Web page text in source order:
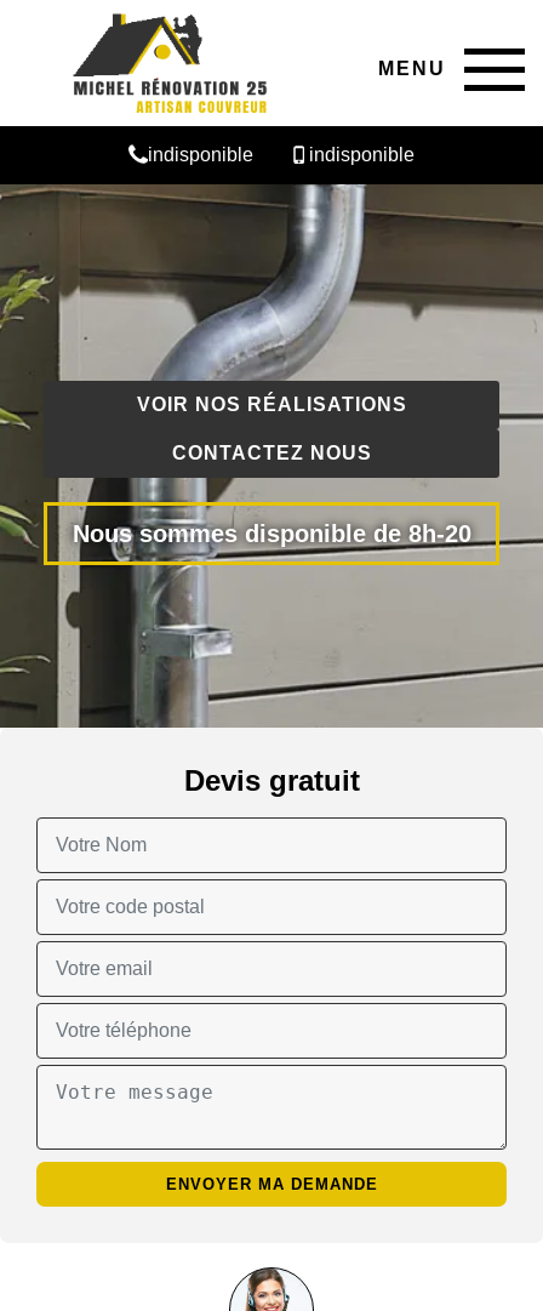
MENU
indisponible indisponible
VOIR NOS RÉALISATIONS
CONTACTEZ NOUS
Nous sommes disponible de 8h-20
Devis gratuit